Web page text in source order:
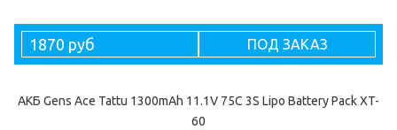
1870 руб ПОД ЗАКАЗ
АКБ Gens Ace Tattu 1300mAh 11.1V 75C 3S Lipo Battery Pack XT-
60